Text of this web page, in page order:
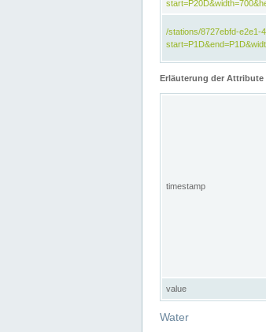
/stations/8727ebfd-e2e1-
Erläuterung der Attribute
timestamp
value
Water